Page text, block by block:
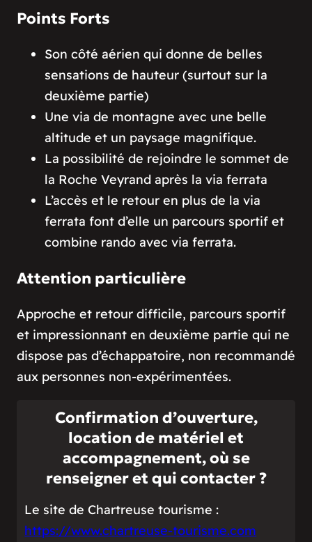
Points Forts
Son côté aérien qui donne de belles
sensations de hauteur (surtout sur la
deuxième partie)
Une via de montagne avec une belle
altitude et un paysage magnifique.
La possibilité de rejoindre le sommet de
la Roche Veyrand après la via ferrata
L’accès et le retour en plus de la via
ferrata font d’elle un parcours sportif et
combine rando avec via ferrata.
Attention particulière
Approche et retour difficile, parcours sportif
et impressionnant en deuxième partie qui ne
dispose pas d’échappatoire, non recommandé
aux personnes non-expérimentées.
Confirmation d’ouverture,
location de matériel et
accompagnement, où se
renseigner et qui contacter ?
Le site de Chartreuse tourisme :
https://www.chartreuse-tourisme.com